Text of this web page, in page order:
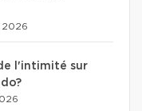
2026
l'intimité sur